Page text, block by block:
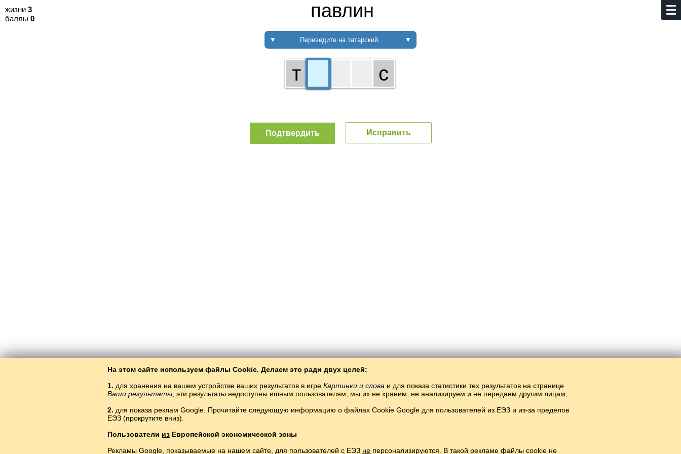
жизни 3
баллы 0 павлин
▼ Переведите на татарский. ▼
На этом сайте используем файлы Cookie. Делаем это ради двух целей:
1. для хранения на вашем устройстве ваших результатов в игре Картинки и слова и для показа статистики тех результатов на странице
Ваши результаты; эти результаты недоступны ишным пользователям, мы их не храним, не анализируем и не передаем другим лицам;
2. для показа реклам Google. Прочитайте следующую информацию о файлах Cookie Google для пользователей из ЕЭЗ и из-за пределов
ЕЭЗ (прокрутите вниз).
Пользователи из Европейской экономической зоны
Рекламы Google, показываемые на нашем сайте, для пользователей с ЕЭЗ не персонализируются. В такой рекламе файлы cookie не
Все права защищены.